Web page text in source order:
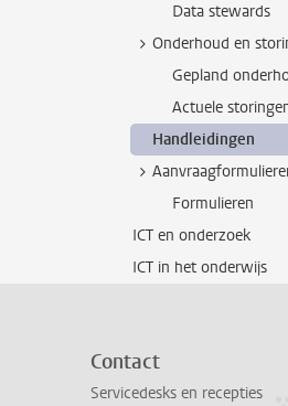
Data stewards
Onderhoud en
Gepland
Actuele
Handleidingen
Formulieren
ICT en onderzoek
ICT in het onderwijs
Contact
Servicedesks en recepties